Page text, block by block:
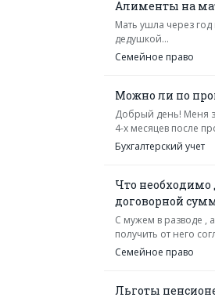
Алименты на
Мать ушла через
дедушкой...
Семейное право
Можно ли по
Добрый день! Меня
4-х месяцев после
Бухгалтерский учет
Что необходимо
договорной
С мужем в разводе ,
получить от него
Семейное право
Льготы